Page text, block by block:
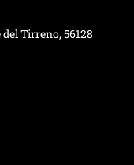
Tirreno, 56128